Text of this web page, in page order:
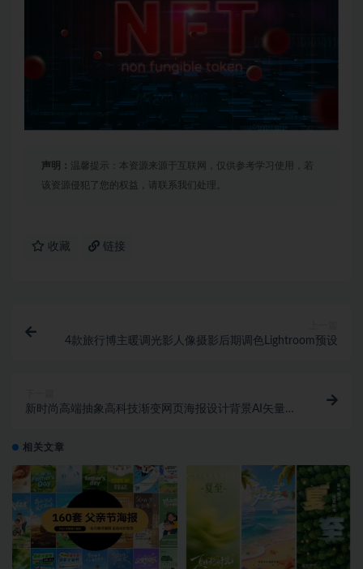
声明： 温馨提示：本资源来源于互联网，仅供参考学习使用，若
该资源侵犯了您的权益，请联系我们处理。
收藏 链接
4款旅行博主暖调光影人像摄影后期调色Lightroom预设
新时尚高端抽象高科技渐变网页海报设计背景AI矢量
相关文章